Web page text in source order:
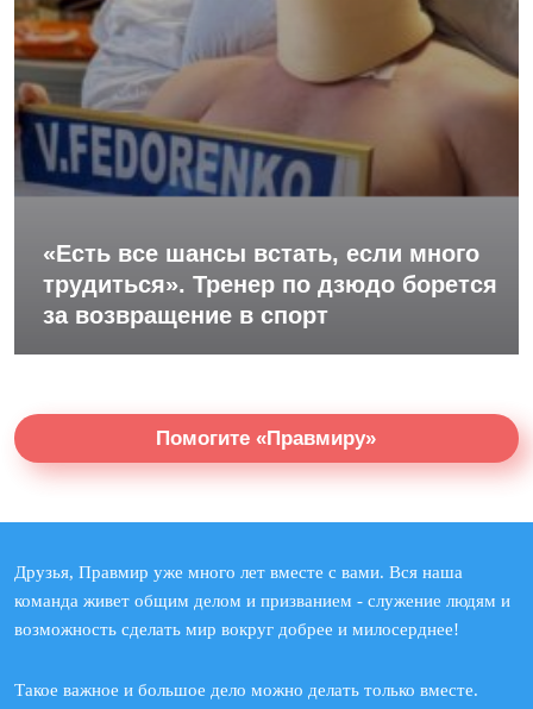
«Есть все шансы встать, если много
трудиться». Тренер по дзюдо борется
за возвращение в спорт
Помогите «Правмиру»
Друзья, Правмир уже много лет вместе с вами. Вся наша
команда живет общим делом и призванием - служение людям и
возможность сделать мир вокруг добрее и милосерднее!
Такое важное и большое дело можно делать только вместе.